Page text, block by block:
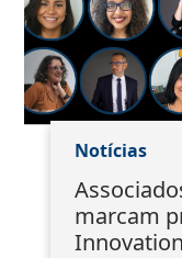
Notícias
marcam